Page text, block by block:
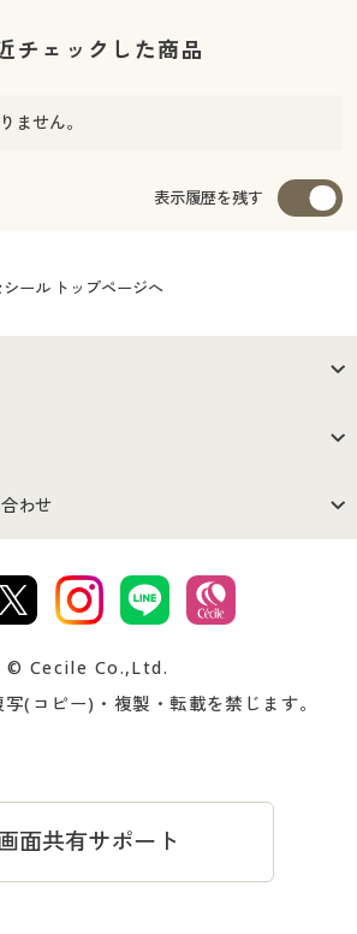
チェックした商品
ません。
表示履歴を残す
シール トップページへ
会社案内
ン サイトマップ
わせ
お支払は
忘れの場合
© Cecile Co.,Ltd.
(コピー)・複製・転載を禁じます。
面共有サポート